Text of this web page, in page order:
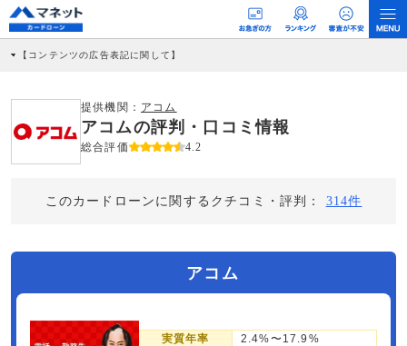
【コンテンツの広告表記に関して】
社に対して企業から紹介報酬が支払われるという収益モデルです。 ただし、特定の
商品を根拠なくPRするものではなく、当編集部の調査／ユーザーへの口コミ収集な
どに基づき、公平性を担保した情報提供を行っています。
>提携企業一覧
提供機関： アコム
アコムの評判・口コミ情報
総合評価 4.2
このカードローンに関するクチコミ・評判： 314件
アコム
実質年率 2.4%〜17.9%